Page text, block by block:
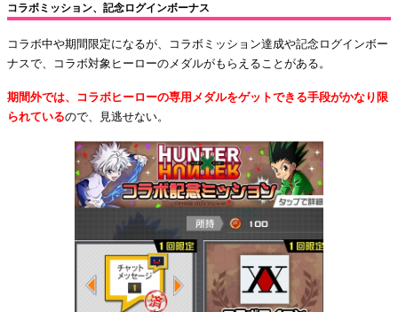
コラボミッション、記念ログインボーナス
コラボ中や期間限定になるが、コラボミッション達成や記念ログインボー
ナスで、コラボ対象ヒーローのメダルがもらえることがある。
期間外では、コラボヒーローの専用メダルをゲットできる手段がかなり限
られているので、見逃せない。